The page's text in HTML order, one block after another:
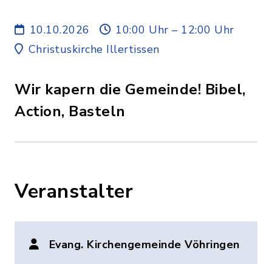
10.10.2026
10:00 Uhr – 12:00 Uhr
Christuskirche Illertissen
Wir kapern die Gemeinde! Bibel,
Action, Basteln
Veranstalter
Evang. Kirchengemeinde Vöhringen